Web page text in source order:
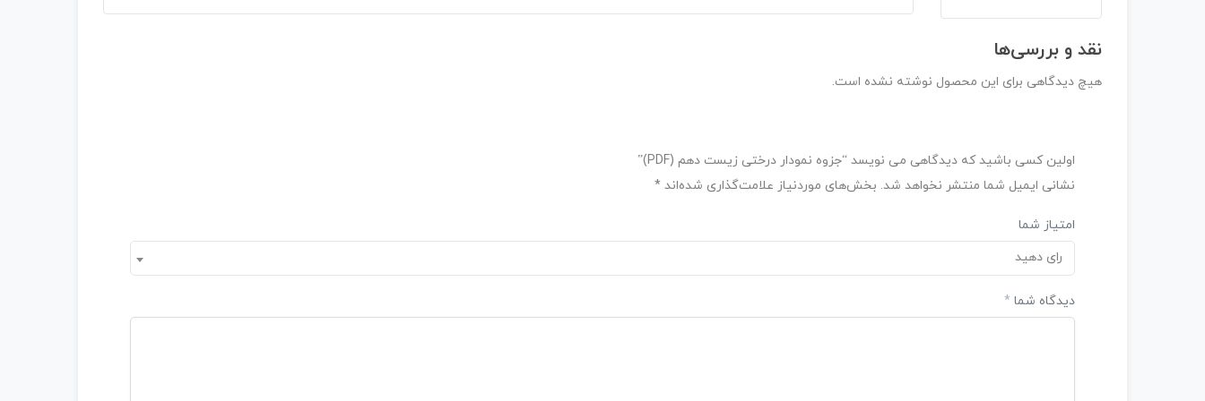
نقد و بررسی‌ها
هیچ دیدگاهی برای این محصول نوشته نشده است.
اولین کسی باشید که دیدگاهی می نویسد “جزوه نمودار درختی زیست دهم (PDF)”
نشانی ایمیل شما منتشر نخواهد شد. بخش‌های موردنیاز علامت‌گذاری شده‌اند *
امتیاز شما
رای دهید
دیدگاه شما *